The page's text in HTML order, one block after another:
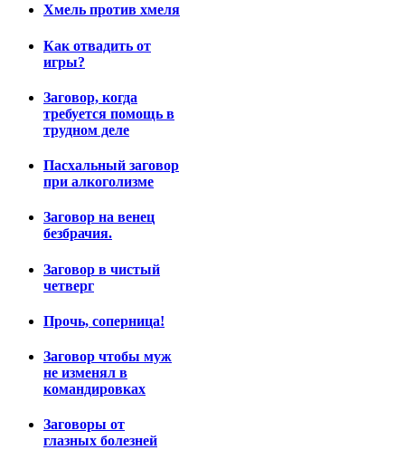
Хмель против хмеля
Как отвадить от
игры?
Заговор, когда
требуется помощь в
трудном деле
Пасхальный заговор
при алкоголизме
Заговор на венец
безбрачия.
Заговор в чистый
четверг
Прочь, соперница!
Заговор чтобы муж
не изменял в
командировках
Заговоры от
глазных болезней